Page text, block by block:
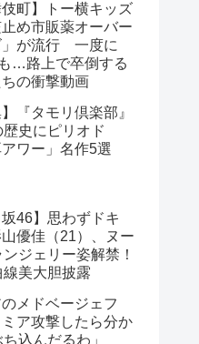
伎町】トー横キッズ
め市販薬オーバー
」が流行 一度に
…路上で卒倒する
の衝撃動画
】『タモリ倶楽部』
歴史にピリオド
アワー」名作5選
坂46】思わずドキ
優佳（21）、ヌー
ジェリー姿解禁！
美大胆披露
のメドベージェフ
ミア攻撃したら分か
込んだるわ」